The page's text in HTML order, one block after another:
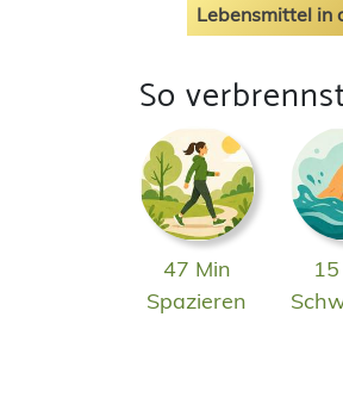
Lebensmittel in
So
47 Min
Spazieren